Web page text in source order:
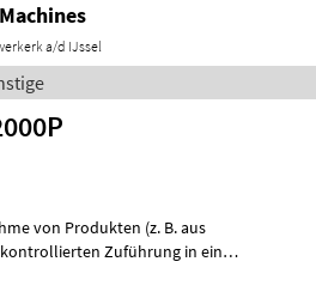
a/d IJssel
von Produkten (z. B. aus
Zuführung in ein